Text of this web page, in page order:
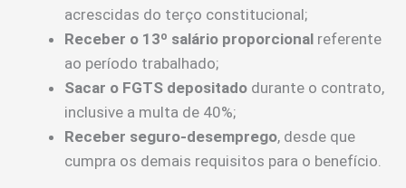
acrescidas do terço constitucional;
Receber o 13º salário proporcional referente
ao período trabalhado;
Sacar o FGTS depositado durante o contrato,
inclusive a multa de 40%;
Receber seguro-desemprego, desde que
cumpra os demais requisitos para o benefício.